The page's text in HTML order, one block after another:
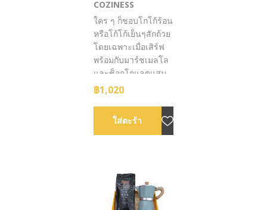
COZINESS
ใคร ๆ ก็ชอบโกโก้ร้อน
หรือโก้โก้เย็นๆสักถ้วย
โดยเฉพาะเมื่อเสิร์ฟ
พร้อมกับมาร์ชเมลโล
และช็อกโกแลตแสน
อร่อย!
฿1,020